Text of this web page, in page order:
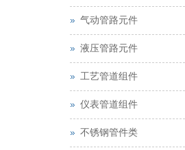
气动管路元件
液压管路元件
工艺管道组件
仪表管道组件
不锈钢管件类